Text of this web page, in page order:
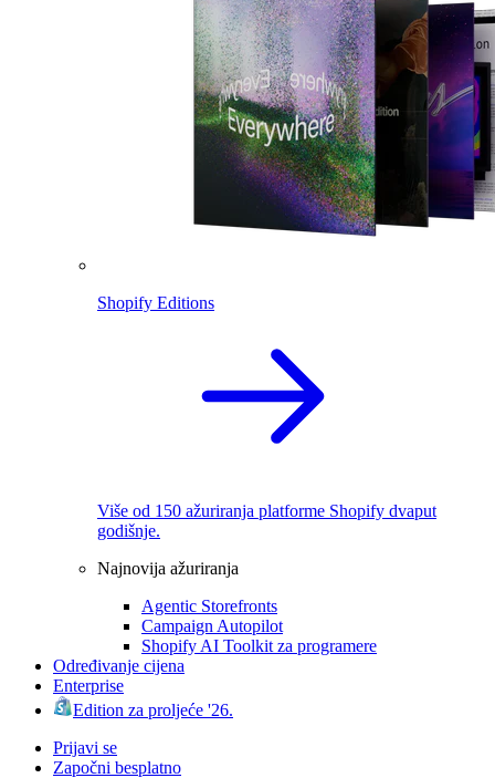
Shopify Editions
Više od 150 ažuriranja platforme Shopify dvaput
godišnje.
Najnovija ažuriranja
Agentic Storefronts
Campaign Autopilot
Shopify AI Toolkit za programere
Određivanje cijena
Enterprise
Edition za proljeće '26.
Prijavi se
Započni besplatno